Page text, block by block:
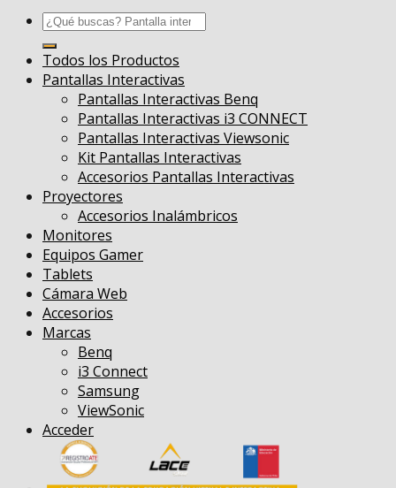
Buscar
por:
Todos los Productos
Pantallas Interactivas
Pantallas Interactivas Benq
Pantallas Interactivas i3 CONNECT
Pantallas Interactivas Viewsonic
Kit Pantallas Interactivas
Accesorios Pantallas Interactivas
Proyectores
Accesorios Inalámbricos
Monitores
Equipos Gamer
Tablets
Cámara Web
Accesorios
Marcas
Benq
i3 Connect
Samsung
ViewSonic
Acceder